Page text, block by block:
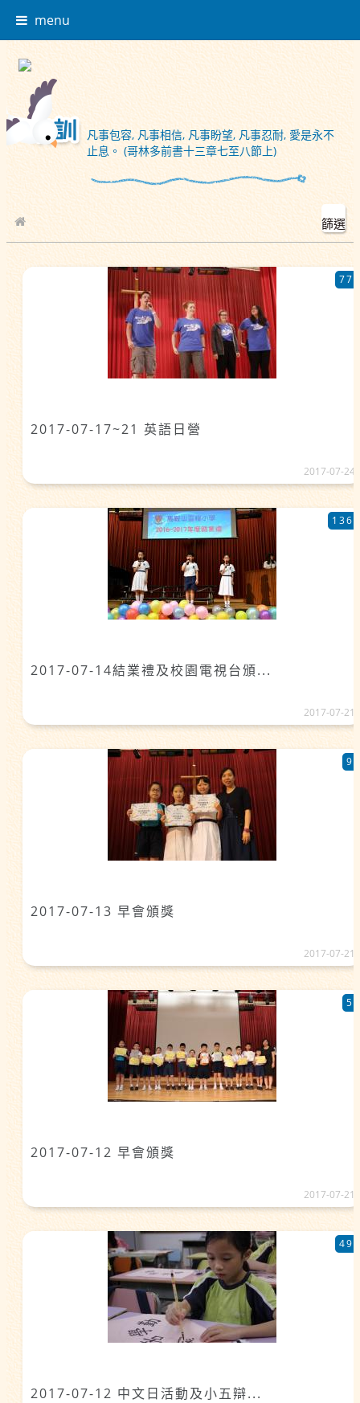
menu
凡事包容, 凡事相信, 凡事盼望, 凡事忍耐, 愛是永不
止息。 (哥林多前書十三章七至八節上)
校園相簿
篩選
2017-07-17~21 英語日營
77
2017-07-24
2017-07-14結業禮及校園電視台頒...
136
2017-07-21
2017-07-13 早會頒獎
9
2017-07-21
2017-07-12 早會頒獎
5
2017-07-21
2017-07-12 中文日活動及小五辯...
49